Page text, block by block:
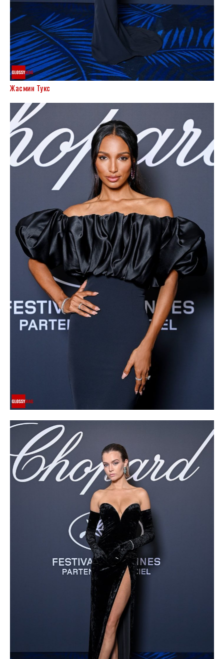
Жасмин Тукс